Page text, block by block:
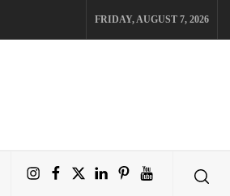
FRIDAY, AUGUST 7, 2026
InstagramFacebook
X LinkedInPinterestYouTube